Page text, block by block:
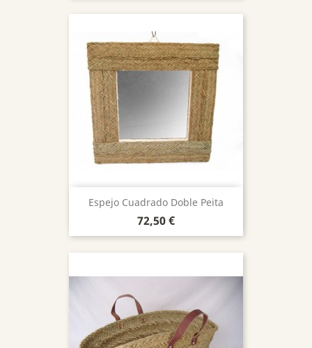
Espejo Cuadrado Doble Peita
Precio
72,50 €